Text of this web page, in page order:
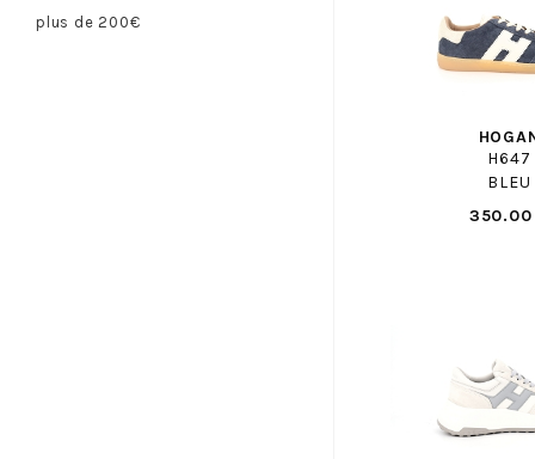
COPENHAGEN STUDIOS
plus de 200€
H647
BLEU
350.00